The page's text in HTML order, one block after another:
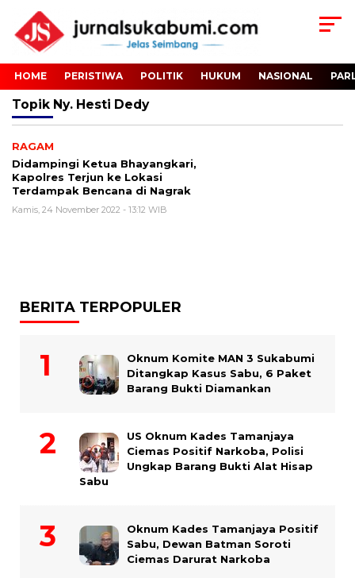
HOME PERISTIWA POLITIK HUKUM NASIONAL
Topik Ny. Hesti Dedy
RAGAM
Didampingi Ketua Bhayangkari,
Kapolres Terjun ke Lokasi
Terdampak Bencana di Nagrak
Kamis, 24 November 2022 - 13:12 WIB
BERITA TERPOPULER
Oknum Komite MAN 3 Sukabumi
Ditangkap Kasus Sabu, 6 Paket
Barang Bukti Diamankan
US Oknum Kades Tamanjaya
Ciemas Positif Narkoba, Polisi
Ungkap Barang Bukti Alat Hisap
Sabu
Oknum Kades Tamanjaya Positif
Sabu, Dewan Batman Soroti
Ciemas Darurat Narkoba